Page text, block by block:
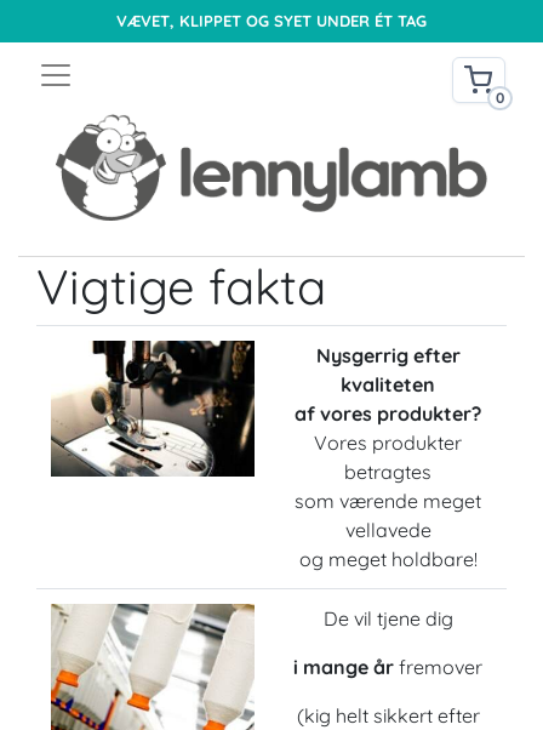
VÆVET, KLIPPET OG SYET UNDER ÉT TAG
0
Vigtige fakta
Nysgerrig efter
kvaliteten
af vores produkter?
Vores produkter
betragtes
som værende meget
vellavede
og meget holdbare!
De vil tjene dig
i mange år fremover
(kig helt sikkert efter